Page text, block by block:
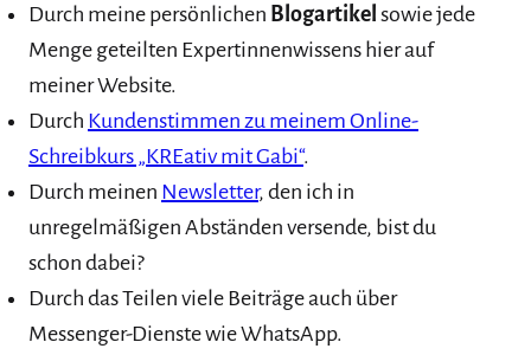
Durch meine persönlichen Blogartikel sowie jede
Menge geteilten Expertinnenwissens hier auf
meiner Website.
Durch Kundenstimmen zu meinem Online-
Schreibkurs „KREativ mit Gabi“.
Durch meinen Newsletter, den ich in
unregelmäßigen Abständen versende, bist du
schon dabei?
Durch das Teilen viele Beiträge auch über
Messenger-Dienste wie WhatsApp.